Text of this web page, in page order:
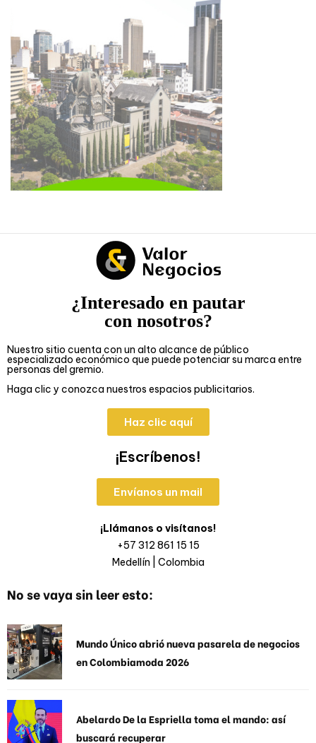
¿Interesado en pautar
con nosotros?
Nuestro sitio cuenta con un alto alcance de público
especializado económico que puede potenciar su marca entre
personas del gremio.
Haga clic y conozca nuestros espacios publicitarios.
Haz clic aquí
¡Escríbenos!
Envíanos un mail
¡Llámanos o visítanos!
+57 312 861 15 15
Medellín | Colombia
No se vaya sin leer esto:
Mundo Único abrió nueva pasarela de negocios
en Colombiamoda 2026
Abelardo De la Espriella toma el mando: así
buscará recuperar